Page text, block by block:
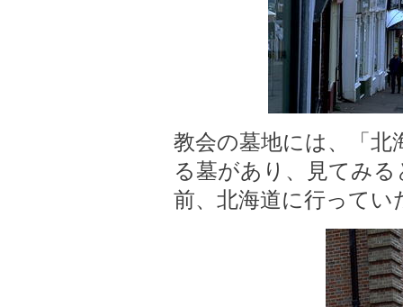
教会の墓地には、「北
る墓があり、見てみ
前、北海道に行ってい